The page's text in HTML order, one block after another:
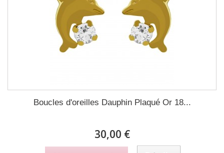
Boucles d'oreilles Dauphin Plaqué Or 18...
30,00 €